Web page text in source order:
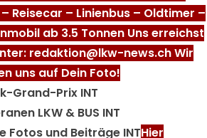
– Reisecar – Linienbus – Oldtimer –
ab 3.5 Tonnen Uns erreichst
redaktion@lkw-news.ch Wir
uns auf Dein Foto!
Grand-Prix INT
LKW & BUS INT
Fotos und Beiträge INTHier